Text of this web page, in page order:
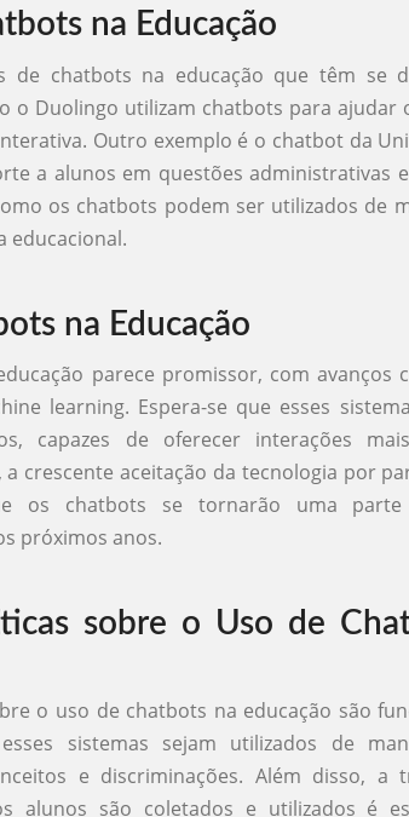
na Educação
de chatbots na educação que têm se
o Duolingo utilizam chatbots para ajudar
Outro exemplo é o chatbot da
a alunos em questões administrativas
os chatbots podem ser utilizados de
educacional.
na Educação
parece promissor, com avanços
learning. Espera-se que esses
capazes de oferecer interações
a crescente aceitação da tecnologia por
os chatbots se tornarão uma
próximos anos.
sobre o Uso de
o uso de chatbots na educação são
sistemas sejam utilizados de
e discriminações. Além disso, a
alunos são coletados e utilizados é